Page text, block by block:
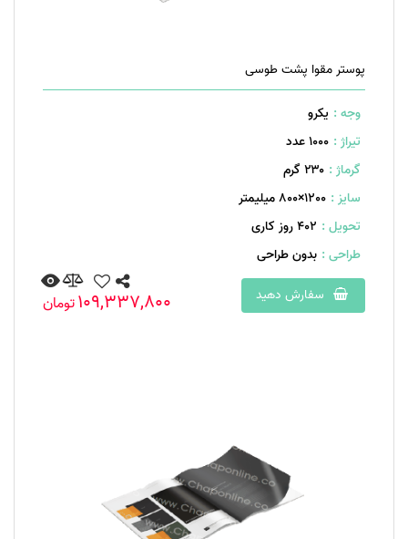
پوستر مقوا پشت طوسی
وجه : یکرو
تیراژ : 1000 عدد
گرماژ : ۲۳۰ گرم
سایز : 1200×800 میلیمتر
تحویل : 402 روز کاری
طراحی : بدون طراحی
سفارش دهید
109,337,800تومان